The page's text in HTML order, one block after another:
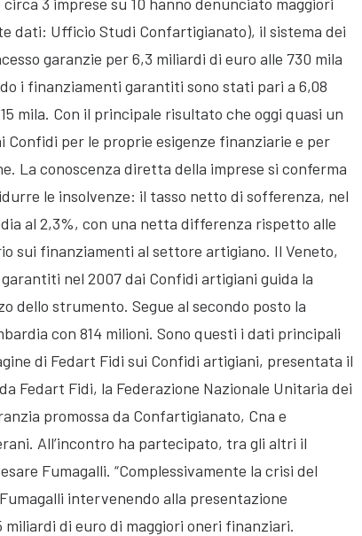
dati: Ufficio Studi Confartigianato), il sistema dei
garanzie per 6,3 miliardi di euro alle 730 mila
i finanziamenti garantiti sono stati pari a 6,08
mila. Con il principale risultato che oggi quasi un
per le proprie esigenze finanziarie e per
La conoscenza diretta della imprese si conferma
le insolvenze: il tasso netto di sofferenza, nel
al 2,3%, con una netta differenza rispetto alle
sui finanziamenti al settore artigiano. Il Veneto,
nel 2007 dai Confidi artigiani guida la
dello strumento. Segue al secondo posto la
con 814 milioni. Sono questi i dati principali
di Fedart Fidi sui Confidi artigiani, presentata il
Fedart Fidi, la Federazione Nazionale Unitaria dei
promossa da Confartigianato, Cna e
All’incontro ha partecipato, tra gli altri il
Fumagalli. “Complessivamente la crisi del
intervenendo alla presentazione
miliardi di euro di maggiori oneri finanziari.